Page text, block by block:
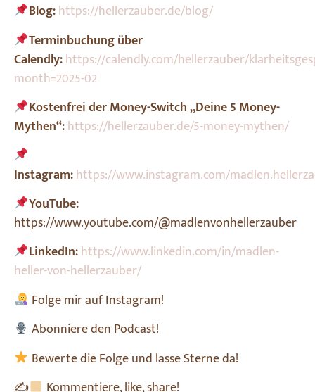
Blog:https://hellerzauber.de/blog/
Terminbuchung über
Calendly:https://calendly.com/hellerzauber/
month=2025-02
Kostenfrei der Money-Switch „Deine 5 Money-
Mythen“:https://hellerzauber.de/5-money-mythen/
Instagram:https://www.instagram.com/
YouTube:
https://www.youtube.com/@madlenvonhellerzauber
LinkedIn:https://www.linkedin.com/in/madlen-
heller-von-hellerzauber/
Folge mir auf Instagram!
Abonniere den Podcast!
Bewerte die Folge und lasse Sterne da!
✍
Kommentiere, like, share!